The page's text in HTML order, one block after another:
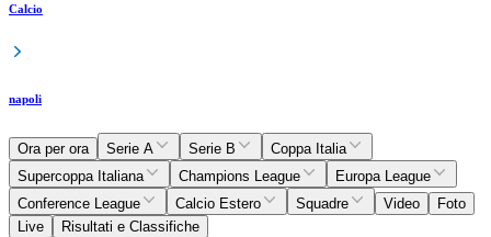
Calcio
napoli
Ora per ora Serie A Serie B
Coppa Italia
Supercoppa Italiana
Champions League
Europa League
Conference League
Calcio Estero Squadre Video
Foto
Live
Risultati e Classifiche